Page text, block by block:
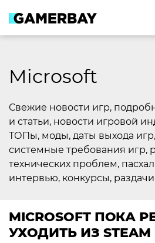
content
Microsoft
Свежие новости игр,
и статьи, новости игровой
ТОПы, моды, даты выхода
системные требования игр,
технических проблем,
интервью, конкурсы,
MICROSOFT ПОКА
УХОДИТЬ ИЗ STEAM